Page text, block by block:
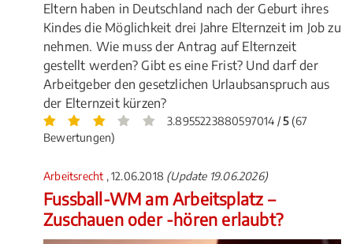
Eltern haben in Deutschland nach der Geburt ihres
Kindes die Möglichkeit drei Jahre Elternzeit im Job zu
nehmen. Wie muss der Antrag auf Elternzeit
gestellt werden? Gibt es eine Frist? Und darf der
Arbeitgeber den gesetzlichen Urlaubsanspruch aus
der Elternzeit kürzen?
3.8955223880597014 /5(67
Bewertungen)
Arbeitsrecht , 12.06.2018 (Update 19.06.2026)
Fussball-WM am Arbeitsplatz –
Zuschauen oder -hören erlaubt?